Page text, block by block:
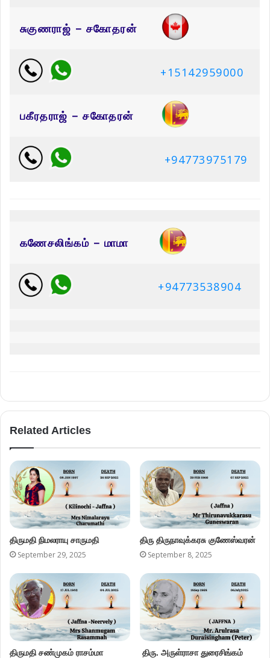
சுகுணராஜ் – சகோதரன்
+15142959000
பகீரதராஜ் – சகோதரன்
+94773975179
கணேசலிங்கம் – மாமா
+94773538904
Related Articles
திருமதி நிமலராயு சாருமதி
September 29, 2025
திரு திருநாவுக்கரசு குணேஸ்வரன்
September 8, 2025
திருமதி சண்முகம் ராசம்மா திரு. அருள்ராசா துரைசிங்கம்